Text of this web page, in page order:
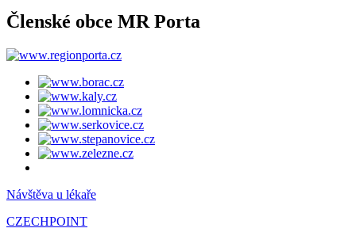
Členské obce MR Porta
Návštěva u lékaře
CZECHPOINT